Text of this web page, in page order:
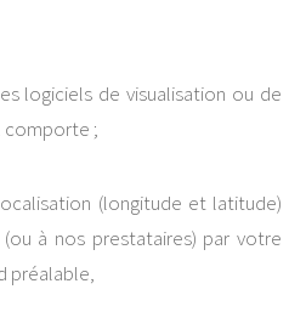
logiciels de visualisation ou de
comporte ;
(longitude et latitude)
à nos prestataires) par votre
préalable,